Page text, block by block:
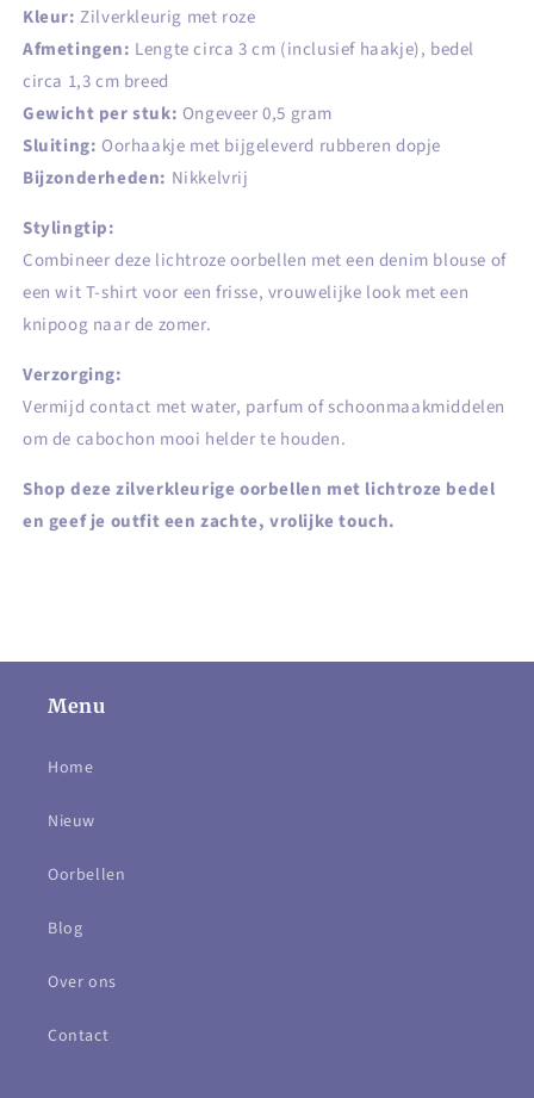
Kleur: Zilverkleurig met roze
Afmetingen: Lengte circa 3 cm (inclusief haakje), bedel
circa 1,3 cm breed
Gewicht per stuk: Ongeveer 0,5 gram
Sluiting: Oorhaakje met bijgeleverd rubberen dopje
Bijzonderheden: Nikkelvrij
Stylingtip:
Combineer deze lichtroze oorbellen met een denim blouse of
een wit T-shirt voor een frisse, vrouwelijke look met een
knipoog naar de zomer.
Verzorging:
Vermijd contact met water, parfum of schoonmaakmiddelen
om de cabochon mooi helder te houden.
Shop deze zilverkleurige oorbellen met lichtroze bedel
en geef je outfit een zachte, vrolijke touch.
Menu
Home
Nieuw
Oorbellen
Blog
Over ons
Contact